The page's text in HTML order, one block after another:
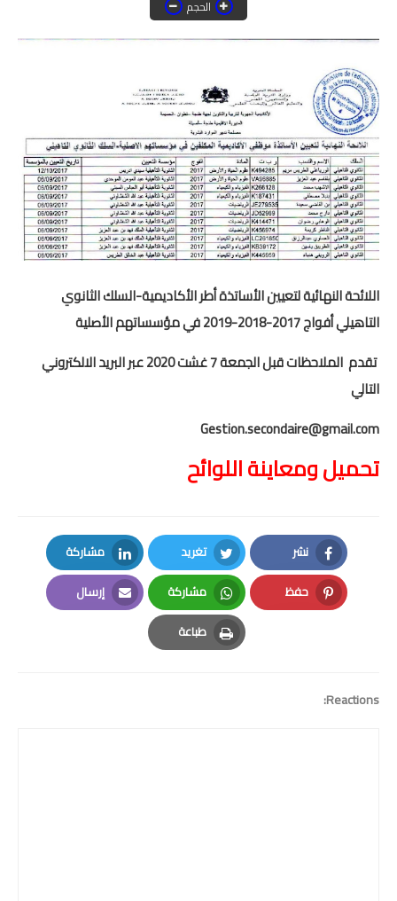
خدمات FM6
خدمات CNOPS
خدمات MGEN
جذاذات
المستوى الثاني
المستوى الثالث
التقويم التشخيصي
المرحلة الأولى
المرحلة الثانية
الحجم
اللائحة النهائية لتعيين الأساتذة أطر الأكاديمية-السلك الثانوي
التاهيلي أفواج 2017-2018-2019 في مؤسساتهم الأصلية
تقدم الملاحظات قبل الجمعة 7 غشت 2020 عبر البريد الالكتروني
التالي
Gestion.secondaire@gmail.com
تحميل ومعاينة اللوائح
نشر
Facebook
تغريد
Twitter
مشاركة
LinkedIn
حفظ
Pinterest
مشاركة
Whatsapp
إرسال
Email
طباعة
Print
Reactions: